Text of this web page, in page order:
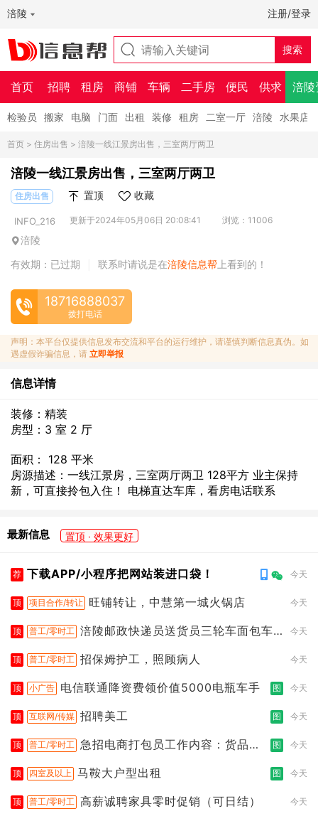
涪陵 注册/登录
首页 招聘 租房 商铺 车辆 二手房 便民 供求 涪陵
检验员 搬家 电脑 门面 出租 装修 租房 二室一厅 涪陵 水果店
首页 > 住房出售 > 涪陵一线江景房出售，三室两厅两卫
涪陵一线江景房出售，三室两厅两卫
住房出售 置顶 收藏
INFO_216 更新于2024年05月06日 20:08:41 浏览：11006
涪陵
有效期：已过期
联系时请说是在涪陵信息帮 上看到的！
18716888037
拨打电话
声明：本平台仅提供信息发布交流和平台的运行维护，请谨慎判断信息真伪。如
遇虚假诈骗信息，请 立即举报
信息详情
装修：精装
房型：3 室 2 厅
面积： 128 平米
房源描述：一线江景房，三室两厅两卫 128平方 业主保持
新，可直接拎包入住！ 电梯直达车库，看房电话联系
最新信息 置顶 · 效果更好
荐 下载APP/小程序把网站装进口袋！ 今天
顶 项目合作/转让 旺铺转让，中慧第一城火锅店 今天
顶 普工/零时工 涪陵邮政快递员送货员三轮车面包车
今天
顶 普工/零时工 招保姆护工，照顾病人 今天
顶 小广告 电信联通降资费领价值5000电瓶车手 图 今天
顶 互联网/传媒 招聘美工 图 今天
顶 普工/零时工 急招电商打包员工作内容：货品分
图 今天
顶 四室及以上 马鞍大户型出租 图 今天
顶 普工/零时工 高薪诚聘家具零时促销（可日结） 今天